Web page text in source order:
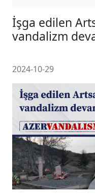
vandalizm
2024-10-29